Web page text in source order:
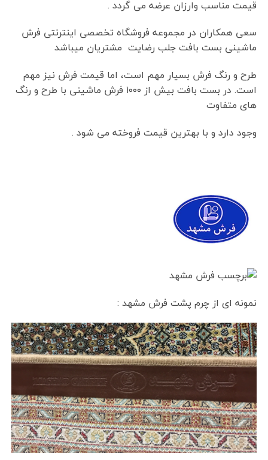
قیمت مناسب وارزان عرضه می گردد .
سعی همکاران در مجموعه فروشگاه تخصصی اینترنتی فرش
ماشینی بست بافت جلب رضایت مشتریان میباشد
طرح و رنگ فرش بسیار مهم است، اما قیمت فرش نیز مهم
است. در بست بافت بیش از ۱۰۰۰ فرش ماشینی با طرح و رنگ
های متفاوت
وجود دارد و با بهترین قیمت فروخته می شود .
نمونه ای از چرم پشت فرش مشهد :